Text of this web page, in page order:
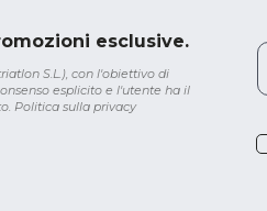
esclusive.
S.L.), con l'obiettivo di
esplicito e l'utente ha il
Politica sulla privacy